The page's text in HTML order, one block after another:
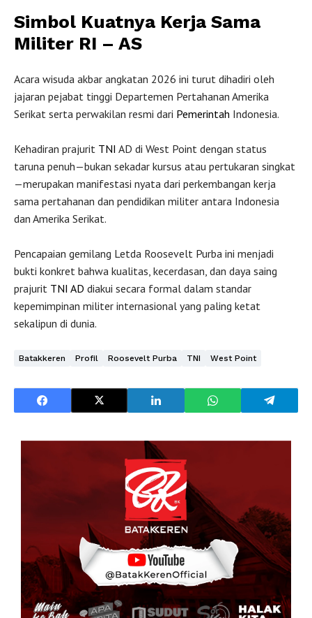
Simbol Kuatnya Kerja Sama
Militer RI – AS
Acara wisuda akbar angkatan 2026 ini turut dihadiri oleh
jajaran pejabat tinggi Departemen Pertahanan Amerika
Serikat serta perwakilan resmi dari Pemerintah Indonesia.
Kehadiran prajurit TNI AD di West Point dengan status
taruna penuh—bukan sekadar kursus atau pertukaran singkat
—merupakan manifestasi nyata dari perkembangan kerja
sama pertahanan dan pendidikan militer antara Indonesia
dan Amerika Serikat.
Pencapaian gemilang Letda Roosevelt Purba ini menjadi
bukti konkret bahwa kualitas, kecerdasan, dan daya saing
prajurit TNI AD diakui secara formal dalam standar
kepemimpinan militer internasional yang paling ketat
sekalipun di dunia.
Batakkeren Profil Roosevelt Purba TNI West Point